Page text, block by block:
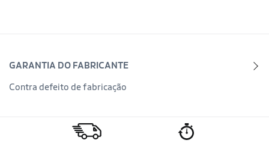
GARANTIA DO FABRICANTE
Contra defeito de fabricação